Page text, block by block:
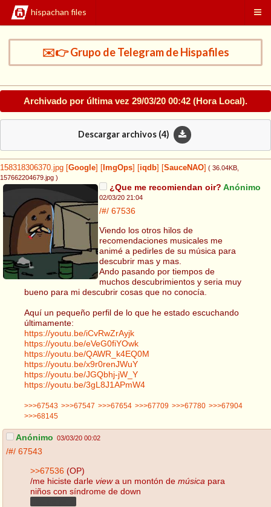
hispachan files
✉️👉 Grupo de Telegram de Hispafiles
Archivado por última vez 29/03/20 00:42 (Hora Local).
Descargar archivos (4)
158318306370.jpg Google ImgOps iqdb SauceNAO ( 36.04KB
157662204679.jpg )
¿Que me recomiendan oir? Anónimo
02/03/20 21:04
/#/ 67536
Viendo los otros hilos de
recomendaciones musicales me
animé a pedirles de su música para
descubrir mas y mas.
Ando pasando por tiempos de
muchos descubrimientos y seria muy
bueno para mi descubrir cosas que no conocía.
Aquí un pequeño perfil de lo que he estado escuchando
últimamente:
https://youtu.be/iCvRwZrAyjk
https://youtu.be/eVeG0fiYOwk
https://youtu.be/QAWR_k4EQ0M
https://youtu.be/x9r0renJWuY
https://youtu.be/JGQbhj-jW_Y
https://youtu.be/3gL8J1APmW4
>>>67543 >>>67547 >>>67654 >>>67709 >>>67780 >>>67904
>>>68145
Anónimo 03/03/20 00:02
/#/ 67543
>>67536 (OP)
/me hiciste darle viewa un montón de música para
niños con síndrome de down